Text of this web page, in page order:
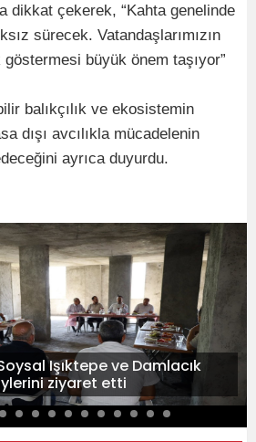
dikkat çekerek, “Kahta genelinde
sürecek. Vatandaşlarımızın
göstermesi büyük önem taşıyor”
balıkçılık ve ekosistemin
dışı avcılıkla mücadelenin
ayrıca duyurdu.
Işıktepe ve Damlacık
ziyaret etti